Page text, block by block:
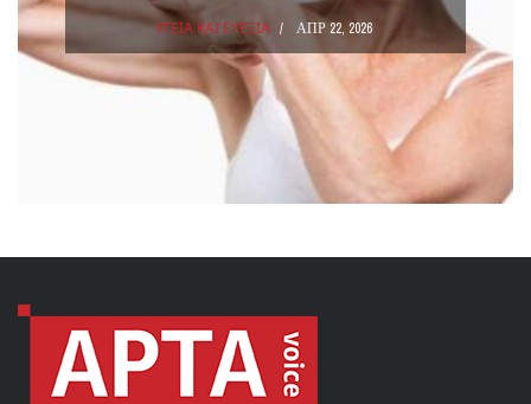
ΥΓΕΙΑ ΚΑΙ ΕΥΕΞΙΑ ΑΠΡ 22, 2026